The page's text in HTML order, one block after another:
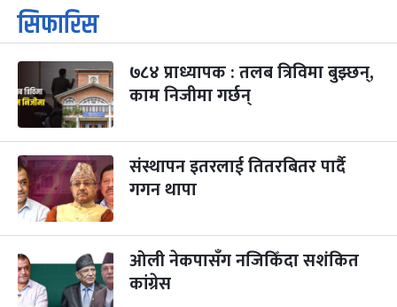
१
आइत
कार्तिक सङ्क्रान्ति
कार्तिक १, २०८३
३
मंगल
महानवमी
कार्तिक ३, २०८३-Oct 20, 2026
२ महिना बाँकी
४
बुध कार्तिक ४, २०८३
५
बिहि
पापा‌ङ्कुशा एकादशी व्रत
कार्तिक ५, २०८३
२२ कुकुर तिहार
कार्तिक २२, २०८३-Nov 8, 2026
३ महिना बाँकी
सिफारिस
७८४ प्राध्यापक : तलब त्रिविमा बुझ्छन्,
काम निजीमा गर्छन्
संस्थापन इतरलाई तितरबितर पार्दै
गगन थापा
ओली नेकपासँग नजिकिँदा सशंकित
कांग्रेस